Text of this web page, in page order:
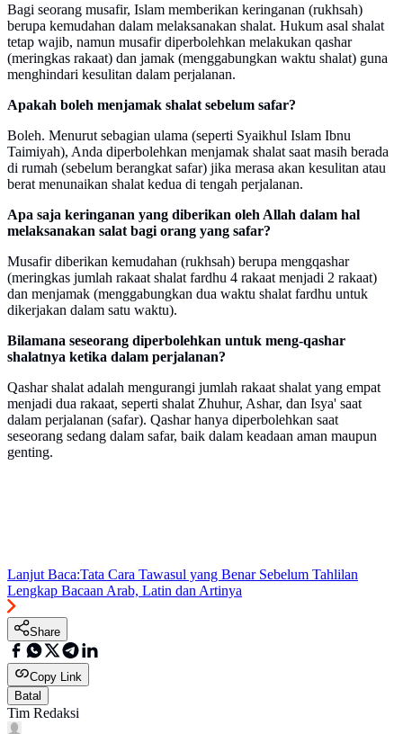
Bagi seorang musafir, Islam memberikan keringanan (rukhsah)
berupa kemudahan dalam melaksanakan shalat. Hukum asal shalat
tetap wajib, namun musafir diperbolehkan melakukan qashar
(meringkas rakaat) dan jamak (menggabungkan waktu shalat) guna
menghindari kesulitan dalam perjalanan.
Apakah boleh menjamak shalat sebelum safar?
Boleh. Menurut sebagian ulama (seperti Syaikhul Islam Ibnu
Taimiyah), Anda diperbolehkan menjamak shalat saat masih berada
di rumah (sebelum berangkat safar) jika merasa akan kesulitan atau
berat menunaikan shalat kedua di tengah perjalanan.
Apa saja keringanan yang diberikan oleh Allah dalam hal
melaksanakan salat bagi orang yang safar?
Musafir diberikan kemudahan (rukhsah) berupa mengqashar
(meringkas jumlah rakaat shalat fardhu 4 rakaat menjadi 2 rakaat)
dan menjamak (menggabungkan dua waktu shalat fardhu untuk
dikerjakan dalam satu waktu).
Bilamana seseorang diperbolehkan untuk meng-qashar
shalatnya ketika dalam perjalanan?
Qashar shalat adalah mengurangi jumlah rakaat shalat yang empat
menjadi dua rakaat, seperti shalat Zhuhur, Ashar, dan Isya' saat
dalam perjalanan (safar). Qashar hanya diperbolehkan saat
seseorang sedang dalam safar, baik dalam keadaan aman maupun
genting.
Lanjut Baca:Tata Cara Tawasul yang Benar Sebelum Tahlilan
Lengkap Bacaan Arab, Latin dan Artinya
Share
Copy Link
Batal
Tim Redaksi